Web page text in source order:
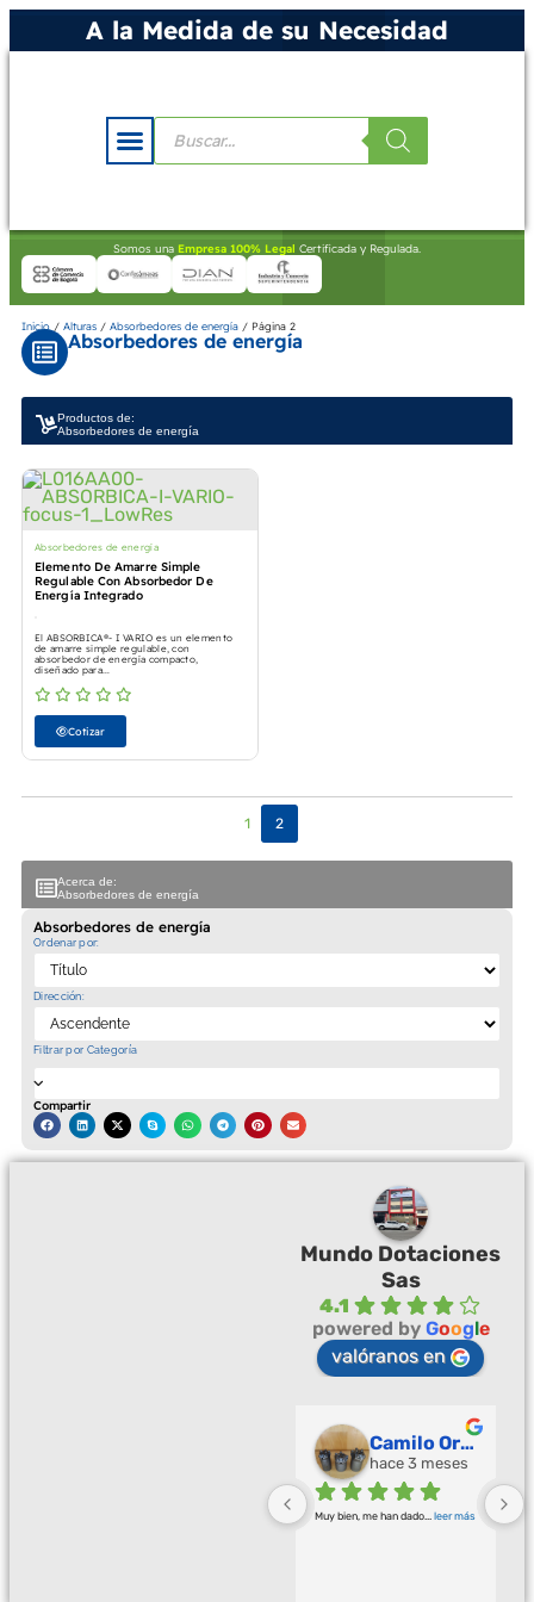
A la Medida de su Necesidad
Somos una Empresa 100% Legal Certificada y Regulada.
Absorbedores de energía
Ordenar por:
Dirección:
Filtrar por Categoría
Compartir
Inicio / Alturas / Absorbedores de energía / Página 2
Absorbedores de energía
Productos de:
Absorbedores de energía
Acerca de:
Absorbedores de energía
Absorbedores de energía
Elemento De Amarre Simple
Regulable Con Absorbedor De
Energía Integrado
El ABSORBICA®- I VARIO es un elemento
de amarre simple regulable, con
absorbedor de energía compacto,
diseñado para...
Cotizar
1 2
Mundo Dotaciones
Sas
4.1
powered by Google
valóranos en
Camilo Ortegón
hace 3 meses
Muy bien, me han dado leer más